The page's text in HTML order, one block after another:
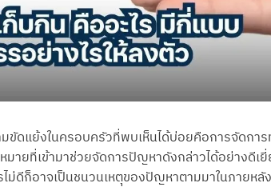
ขัดแย้งในครอบครัวที่พบเห็นได้บ่อยคือการจัดกา
มายที่เข้ามาช่วยจัดการปัญหาดังกล่าวได้อย่างดี
ไม่ดีก็อาจเป็นชนวนเหตุของปัญหาตามมาในภาย